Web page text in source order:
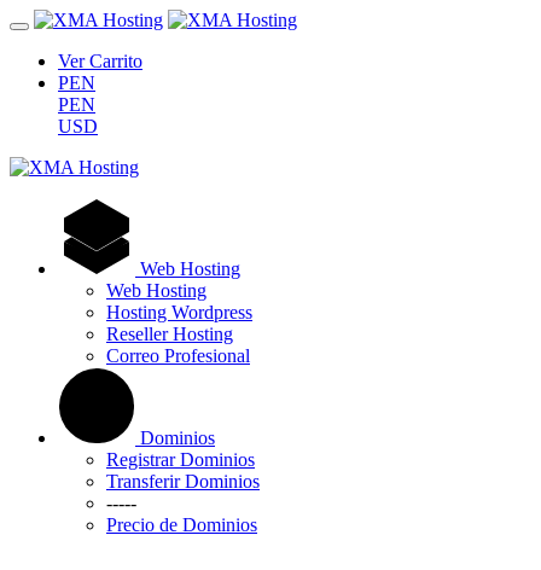
Ver Carrito
PEN
PEN
USD
Web Hosting
Web Hosting
Hosting Wordpress
Reseller Hosting
Correo Profesional
Dominios
Registrar Dominios
Transferir Dominios
-----
Precio de Dominios